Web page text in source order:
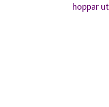
hoppar